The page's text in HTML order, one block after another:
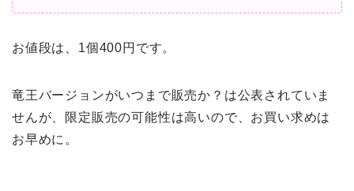
お値段は、1個400円です。
竜王バージョンがいつまで販売か？は公表されていま
せんが、限定販売の可能性は高いので、お買い求めは
お早めに。